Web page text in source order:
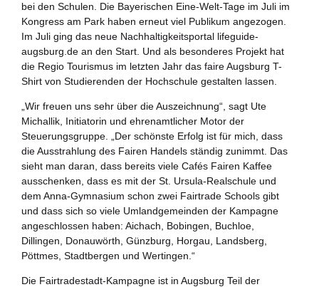
bei den Schulen. Die Bayerischen Eine-Welt-Tage im Juli im
Kongress am Park haben erneut viel Publikum angezogen.
Im Juli ging das neue Nachhaltigkeitsportal lifeguide-
augsburg.de an den Start. Und als besonderes Projekt hat
die Regio Tourismus im letzten Jahr das faire Augsburg T-
Shirt von Studierenden der Hochschule gestalten lassen.
„Wir freuen uns sehr über die Auszeichnung“, sagt Ute
Michallik, Initiatorin und ehrenamtlicher Motor der
Steuerungsgruppe. „Der schönste Erfolg ist für mich, dass
die Ausstrahlung des Fairen Handels ständig zunimmt. Das
sieht man daran, dass bereits viele Cafés Fairen Kaffee
ausschenken, dass es mit der St. Ursula-Realschule und
dem Anna-Gymnasium schon zwei Fairtrade Schools gibt
und dass sich so viele Umlandgemeinden der Kampagne
angeschlossen haben: Aichach, Bobingen, Buchloe,
Dillingen, Donauwörth, Günzburg, Horgau, Landsberg,
Pöttmes, Stadtbergen und Wertingen.“
Die Fairtradestadt-Kampagne ist in Augsburg Teil der